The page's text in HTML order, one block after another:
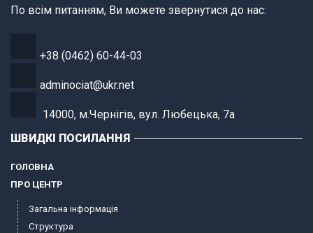
По всім питанням, Ви можете звернутися до нас:
+38 (0462) 60-44-03
adminociat@ukr.net
14000, м.Чернігів, вул. Любецька, 7а
ШВИДКІ ПОСИЛАННЯ
ГОЛОВНА
ПРО ЦЕНТР
Загальна інформація
Структура